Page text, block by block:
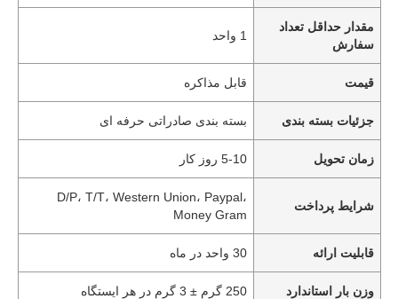
مقدار حداقل تعداد
سفارش
1 واحد
قیمت قابل مذاکره
جزئیات بسته بندی بسته بندی صادراتی حرفه ای
زمان تحویل 5-10 روز کار
شرایط پرداخت
D/P، T/T، Western Union، Paypal،
Money Gram
قابلیت ارائه 30 واحد در ماه
وزن بار استاندارد 250 گرم ± 3 گرم در هر ایستگاه